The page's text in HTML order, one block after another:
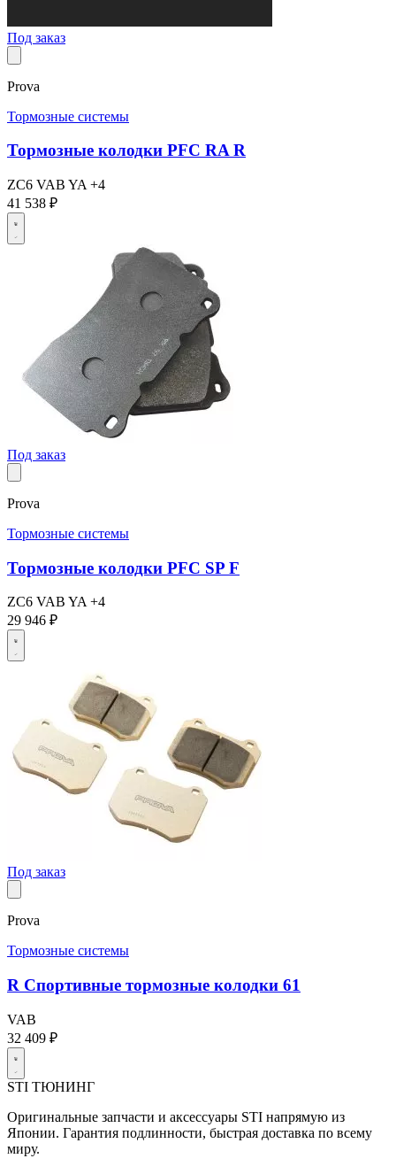
Под заказ
Prova
Тормозные системы
Тормозные колодки PFC RA R
ZC6 VAB YA +4
41 538 ₽
Под заказ
Prova
Тормозные системы
Тормозные колодки PFC SP F
ZC6 VAB YA +4
29 946 ₽
Под заказ
Prova
Тормозные системы
R Спортивные тормозные колодки 61
VAB
32 409 ₽
STI ТЮНИНГ
Оригинальные запчасти и аксессуары STI напрямую из
Японии. Гарантия подлинности, быстрая доставка по всему
миру.